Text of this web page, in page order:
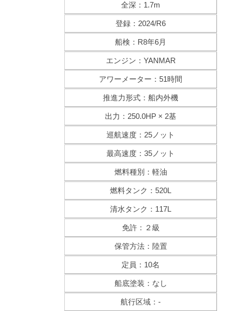
全深：1.7m
登録：2024/R6
船検：R8年6月
エンジン：YANMAR
アワーメーター：51時間
推進力形式：船内外機
出力：250.0HP × 2基
巡航速度：25ノット
最高速度：35ノット
燃料種別：軽油
燃料タンク：520L
清水タンク：117L
免許：２級
保管方法：陸置
定員：10名
船底塗装：なし
航行区域：-